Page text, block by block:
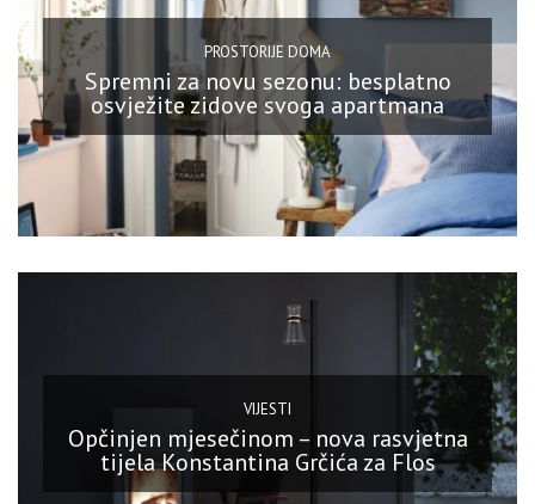
PROSTORIJE DOMA
Spremni za novu sezonu: besplatno
osvježite zidove svoga apartmana
VIJESTI
Opčinjen mjesečinom – nova rasvjetna
tijela Konstantina Grčića za Flos